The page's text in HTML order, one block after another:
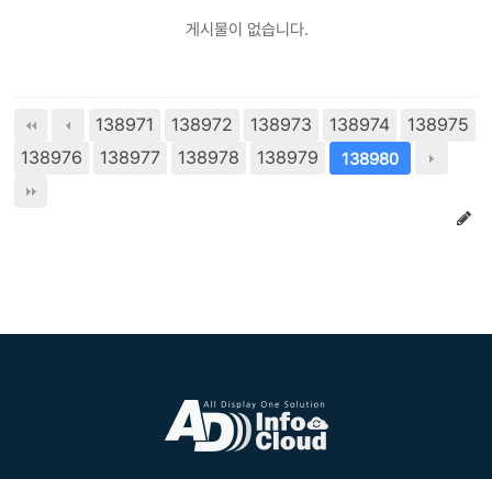
게시물이 없습니다.
138971 138972 138973 138974
138975
138976
138977 138978 138979 138980